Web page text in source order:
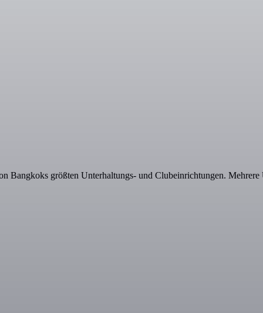
größten Unterhaltungs- und Clubeinrichtungen.